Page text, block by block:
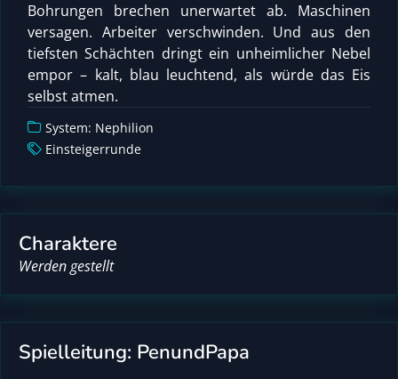
Bohrungen brechen unerwartet ab. Maschinen
versagen. Arbeiter verschwinden. Und aus den
tiefsten Schächten dringt ein unheimlicher Nebel
empor – kalt, blau leuchtend, als würde das Eis
selbst atmen.
System: Nephilion
Einsteigerrunde
Charaktere
Werden gestellt
Spielleitung: PenundPapa